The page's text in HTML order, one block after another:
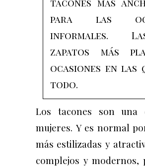
tacones más
para las
informales.
zapatos más
ocasiones en las
todo.
Los tacones son una
mujeres. Y es normal
más estilizadas y
complejos y modernos,